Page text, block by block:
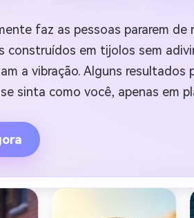
faz as pessoas pararem de
em tijolos sem
a vibração. Alguns resultados
sinta como você, apenas em